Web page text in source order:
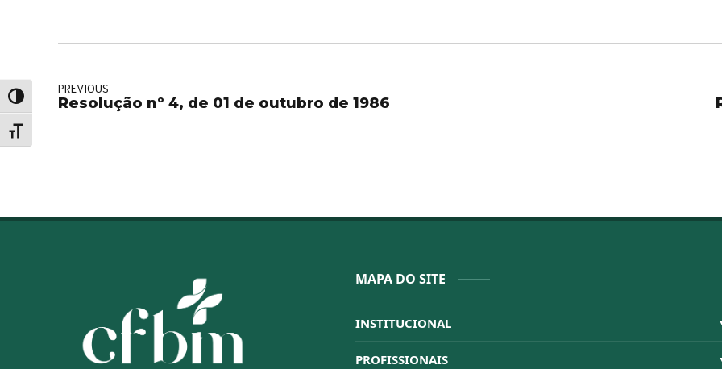
Alternar alto contraste
Alternar tamanho da fonte
PREVIOUS
Resolução nº 4, de 01 de outubro de 1986
MAPA DO SITE
INSTITUCIONAL
Sistema CFBM
PROFISSIONAIS